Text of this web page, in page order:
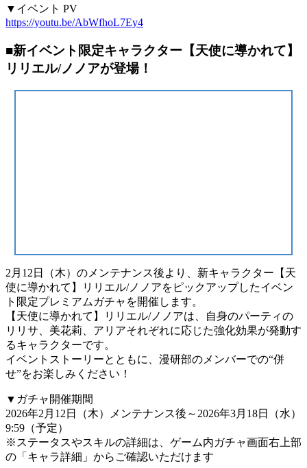
▼イベント PV
https://youtu.be/AbWfhoL7Ey4
■新イベント限定キャラクター【天使に導かれて】
リリエル/ノノアが登場！
2月12日（木）のメンテナンス後より、新キャラクター【天
使に導かれて】リリエル/ノノアをピックアップしたイベン
ト限定プレミアムガチャを開催します。
【天使に導かれて】リリエル/ノノアは、自身のパーティの
リリサ、美花莉、アリアそれぞれに応じた強化効果が発動す
るキャラクターです。
イベントストーリーとともに、漫研部のメンバーでの“併
せ”をお楽しみください！
▼ガチャ開催期間
2026年2月12日（木）メンテナンス後～2026年3月18日（水）
9:59（予定）
※ステータスやスキルの詳細は、ゲーム内ガチャ画面右上部
の「キャラ詳細」からご確認いただけます